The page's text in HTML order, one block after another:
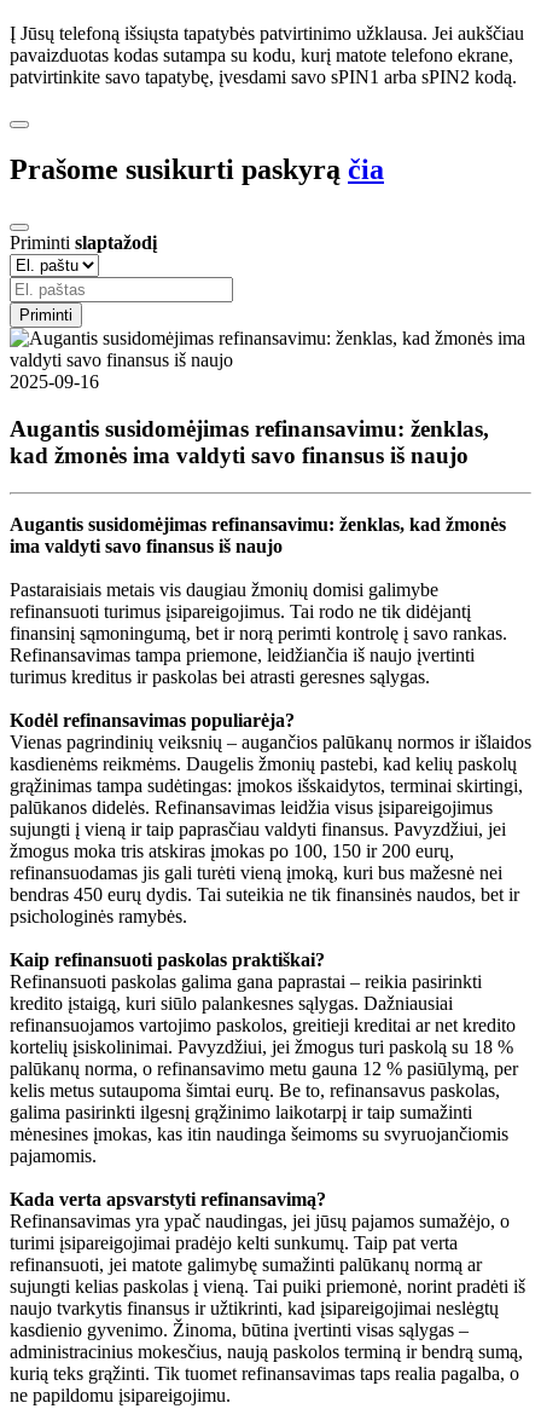
Į Jūsų telefoną išsiųsta tapatybės patvirtinimo užklausa. Jei aukščiau
pavaizduotas kodas sutampa su kodu, kurį matote telefono ekrane,
patvirtinkite savo tapatybę, įvesdami savo sPIN1 arba sPIN2 kodą.
Prašome susikurti paskyrą čia
Priminti slaptažodį
Priminti
2025-09-16
Augantis susidomėjimas refinansavimu: ženklas,
kad žmonės ima valdyti savo finansus iš naujo
Augantis susidomėjimas refinansavimu: ženklas, kad žmonės
ima valdyti savo finansus iš naujo
Pastaraisiais metais vis daugiau žmonių domisi galimybe
refinansuoti turimus įsipareigojimus. Tai rodo ne tik didėjantį
finansinį sąmoningumą, bet ir norą perimti kontrolę į savo rankas.
Refinansavimas tampa priemone, leidžiančia iš naujo įvertinti
turimus kreditus ir paskolas bei atrasti geresnes sąlygas.
Kodėl refinansavimas populiarėja?
Vienas pagrindinių veiksnių – augančios palūkanų normos ir išlaidos
kasdienėms reikmėms. Daugelis žmonių pastebi, kad kelių paskolų
grąžinimas tampa sudėtingas: įmokos išskaidytos, terminai skirtingi,
palūkanos didelės. Refinansavimas leidžia visus įsipareigojimus
sujungti į vieną ir taip paprasčiau valdyti finansus. Pavyzdžiui, jei
žmogus moka tris atskiras įmokas po 100, 150 ir 200 eurų,
refinansuodamas jis gali turėti vieną įmoką, kuri bus mažesnė nei
bendras 450 eurų dydis. Tai suteikia ne tik finansinės naudos, bet ir
psichologinės ramybės.
Kaip refinansuoti paskolas praktiškai?
Refinansuoti paskolas galima gana paprastai – reikia pasirinkti
kredito įstaigą, kuri siūlo palankesnes sąlygas. Dažniausiai
refinansuojamos vartojimo paskolos, greitieji kreditai ar net kredito
kortelių įsiskolinimai. Pavyzdžiui, jei žmogus turi paskolą su 18 %
palūkanų norma, o refinansavimo metu gauna 12 % pasiūlymą, per
kelis metus sutaupoma šimtai eurų. Be to, refinansavus paskolas,
galima pasirinkti ilgesnį grąžinimo laikotarpį ir taip sumažinti
mėnesines įmokas, kas itin naudinga šeimoms su svyruojančiomis
pajamomis.
Kada verta apsvarstyti refinansavimą?
Refinansavimas yra ypač naudingas, jei jūsų pajamos sumažėjo, o
turimi įsipareigojimai pradėjo kelti sunkumų. Taip pat verta
refinansuoti, jei matote galimybę sumažinti palūkanų normą ar
sujungti kelias paskolas į vieną. Tai puiki priemonė, norint pradėti iš
naujo tvarkytis finansus ir užtikrinti, kad įsipareigojimai neslėgtų
kasdienio gyvenimo. Žinoma, būtina įvertinti visas sąlygas –
administracinius mokesčius, naują paskolos terminą ir bendrą sumą,
kurią teks grąžinti. Tik tuomet refinansavimas taps realia pagalba, o
ne papildomu įsipareigojimu.